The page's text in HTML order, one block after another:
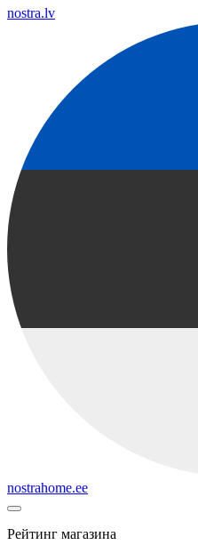
nostra.lv
nostrahome.ee
Рейтинг магазина